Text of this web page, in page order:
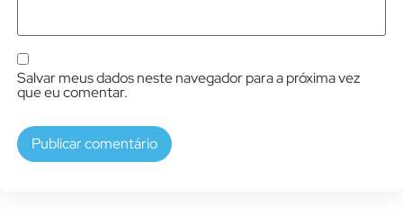
Salvar meus dados neste navegador para a próxima vez
que eu comentar.